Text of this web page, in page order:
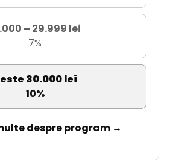
– 29.999 lei
7%
30.000 lei
10%
despre program →